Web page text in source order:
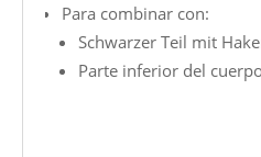
Para combinar con:
Schwarzer Teil mit
Parte inferior del